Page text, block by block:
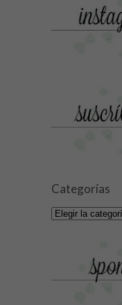
Categorías
Categorías